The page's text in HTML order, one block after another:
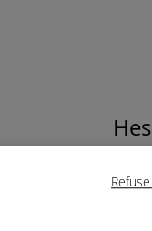
veri
kontrol